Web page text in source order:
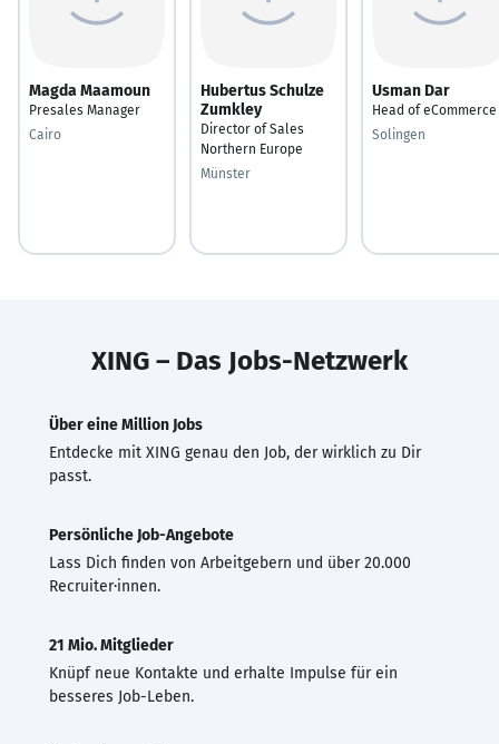
Magda Maamoun
Presales Manager
Cairo
Hubertus Schulze
Zumkley
Director of Sales
Northern Europe
Münster
Usman Dar
Head of eCommerce
Solingen
XING – Das Jobs-Netzwerk
Über eine Million Jobs
Entdecke mit XING genau den Job, der wirklich zu Dir
passt.
Persönliche Job-Angebote
Lass Dich finden von Arbeitgebern und über 20.000
Recruiter·innen.
21 Mio. Mitglieder
Knüpf neue Kontakte und erhalte Impulse für ein
besseres Job-Leben.